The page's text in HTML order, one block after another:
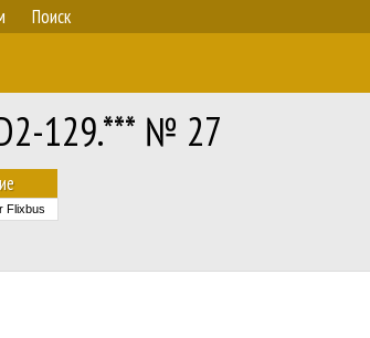
Поиск
129.*** № 27
Flixbus